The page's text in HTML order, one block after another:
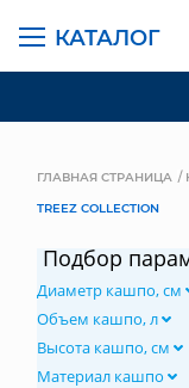
КАТАЛОГ
ГЛАВНАЯ СТРАНИЦА
TREEZ COLLECTION
Подбор
Диаметр кашпо, см
Объем кашпо, л
Высота кашпо, см
Материал кашпо